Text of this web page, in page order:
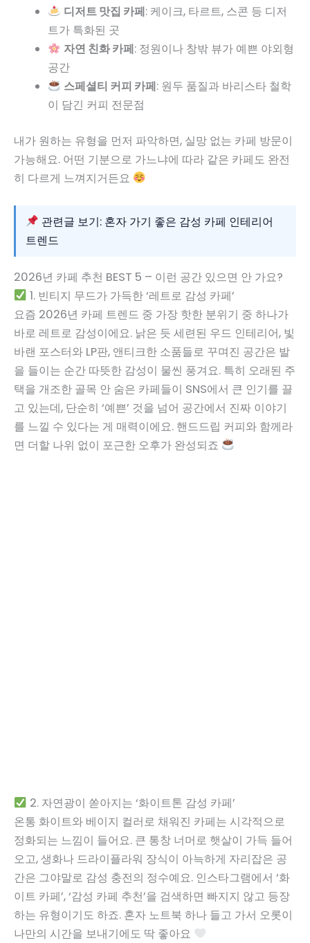
디저트 맛집 카페: 케이크, 타르트, 스콘 등 디저
트가 특화된 곳
자연 친화 카페: 정원이나 창밖 뷰가 예쁜 야외형
공간
스페셜티 커피 카페: 원두 품질과 바리스타 철학
이 담긴 커피 전문점
내가 원하는 유형을 먼저 파악하면, 실망 없는 카페 방문이
가능해요. 어떤 기분으로 가느냐에 따라 같은 카페도 완전
히 다르게 느껴지거든요
관련글 보기: 혼자 가기 좋은 감성 카페 인테리어
트렌드
2026년 카페 추천 BEST 5 – 이런 공간 있으면 안 가요?
1. 빈티지 무드가 가득한 ‘레트로 감성 카페’
요즘 2026년 카페 트렌드 중 가장 핫한 분위기 중 하나가
바로 레트로 감성이에요. 낡은 듯 세련된 우드 인테리어, 빛
바랜 포스터와 LP판, 앤티크한 소품들로 꾸며진 공간은 발
을 들이는 순간 따뜻한 감성이 물씬 풍겨요. 특히 오래된 주
택을 개조한 골목 안 숨은 카페들이 SNS에서 큰 인기를 끌
고 있는데, 단순히 ‘예쁜’ 것을 넘어 공간에서 진짜 이야기
를 느낄 수 있다는 게 매력이에요. 핸드드립 커피와 함께라
면 더할 나위 없이 포근한 오후가 완성되죠
2. 자연광이 쏟아지는 ‘화이트톤 감성 카페’
온통 화이트와 베이지 컬러로 채워진 카페는 시각적으로
정화되는 느낌이 들어요. 큰 통창 너머로 햇살이 가득 들어
오고, 생화나 드라이플라워 장식이 아늑하게 자리잡은 공
간은 그야말로 감성 충전의 정수예요. 인스타그램에서 ‘화
이트 카페’, ‘감성 카페 추천’을 검색하면 빠지지 않고 등장
하는 유형이기도 하죠. 혼자 노트북 하나 들고 가서 오롯이
나만의 시간을 보내기에도 딱 좋아요